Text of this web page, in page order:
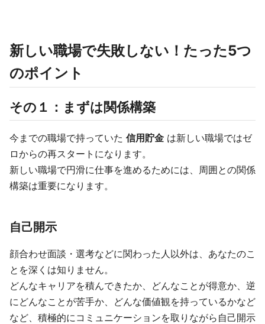
新しい職場で失敗しない！たった5つ
のポイント
その１：まずは関係構築
今までの職場で持っていた 信用貯金 は新しい職場ではゼ
ロからの再スタートになります。
新しい職場で円滑に仕事を進めるためには、周囲との関係
構築は重要になります。
自己開示
顔合わせ面談・選考などに関わった人以外は、あなたのこ
とを深くは知りません。
どんなキャリアを積んできたか、どんなことが得意か、逆
にどんなことが苦手か、どんな価値観を持っているかなど
など、積極的にコミュニケーションを取りながら自己開示